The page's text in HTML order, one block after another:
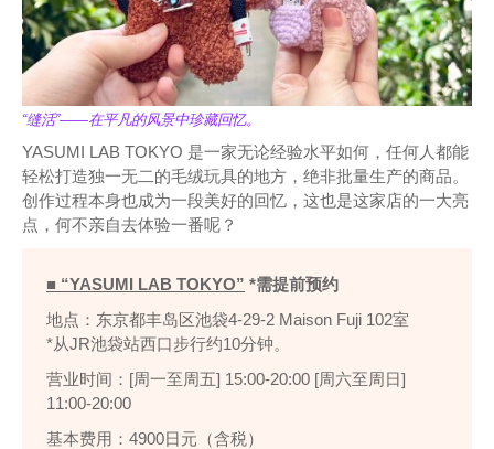
“缝活”——在平凡的风景中珍藏回忆。
YASUMI LAB TOKYO 是一家无论经验水平如何，任何人都能
轻松打造独一无二的毛绒玩具的地方，绝非批量生产的商品。
创作过程本身也成为一段美好的回忆，这也是这家店的一大亮
点，何不亲自去体验一番呢？
■ “YASUMI LAB TOKYO” *需提前预约
地点：东京都丰岛区池袋4-29-2 Maison Fuji 102室
*从JR池袋站西口步行约10分钟。
营业时间：[周一至周五] 15:00-20:00 [周六至周日]
11:00-20:00
基本费用：4900日元（含税）